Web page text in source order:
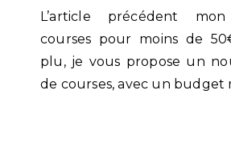
L’article précédent
courses pour moins de
plu, je vous propose un
de courses, avec un budget